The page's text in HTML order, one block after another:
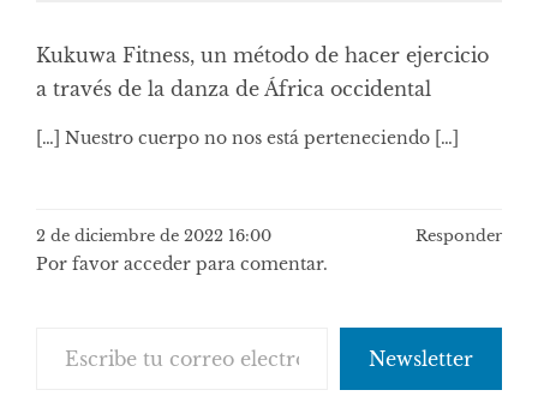
Kukuwa Fitness, un método de hacer ejercicio
a través de la danza de África occidental
[…] Nuestro cuerpo no nos está perteneciendo […]
2 de diciembre de 2022 16:00 Responder
Por favor acceder para comentar.
Newsletter